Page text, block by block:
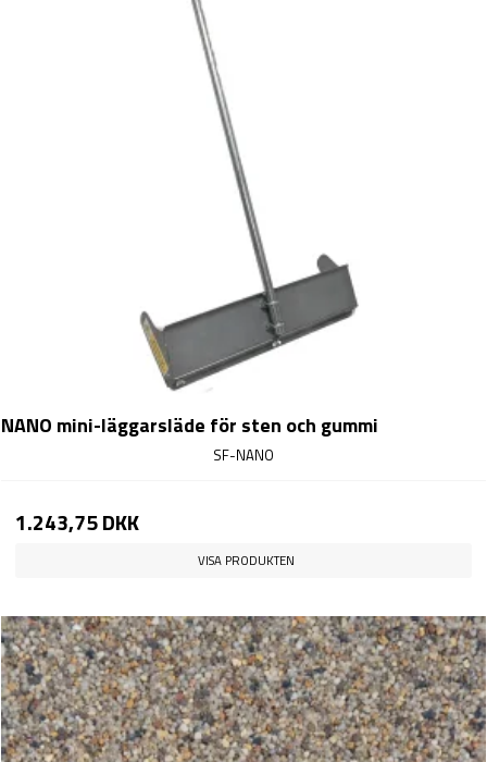
NANO mini-läggarsläde för sten och gummi
SF-NANO
1.243,75 DKK
VISA PRODUKTEN